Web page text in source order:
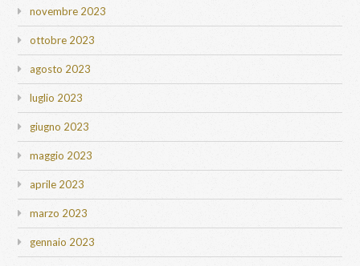
novembre 2023
ottobre 2023
agosto 2023
luglio 2023
giugno 2023
maggio 2023
aprile 2023
marzo 2023
gennaio 2023